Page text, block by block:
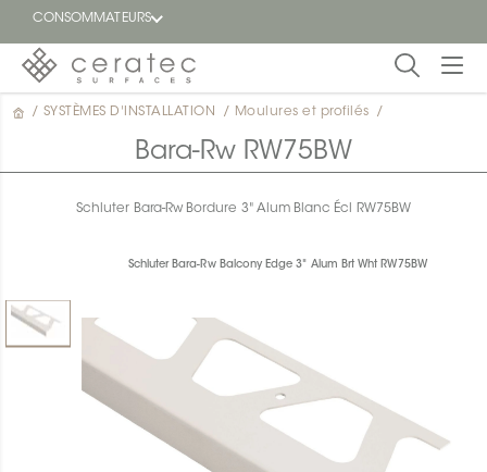
CONSOMMATEURS
En
vedette
un
/ SYSTÈMES D'INSTALLATION / Moulures et profilés /
Bara-Rw RW75BW
Schluter Bara-Rw Bordure 3" Alum Blanc Écl RW75BW
Schluter Bara-Rw Balcony Edge 3" Alum Brt Wht RW75BW